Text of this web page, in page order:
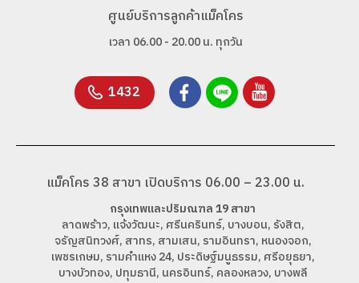
ศูนย์บริการลูกค้าแม็คโคร
เวลา 06.00 - 20.00 น. ทุกวัน
1432
แม็คโคร 38 สาขา เปิดบริการ 06.00 – 23.00 น.
กรุงเทพและปริมณฑล 19 สาขา
ลาดพร้าว, แจ้งวัฒนะ, ศรีนครินทร์, บางบอน, รังสิต,
จรัญสนิทวงศ์, สาทร, สามเสน, รามอินทรา, หนองจอก,
เพชรเกษม, รามคำแหง 24, ประดิษฐ์มนูธรรม, ศรีอยุธยา,
บางบัวทอง, ปทุมธานี, นครอินทร์, คลองหลวง, บางพลี